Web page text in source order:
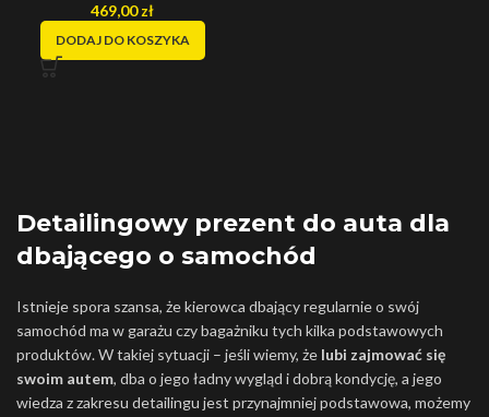
469,00zł
DODAJ DO KOSZYKA
Detailingowy prezent do auta dla
dbającego o samochód
Istnieje spora szansa, że kierowca dbający regularnie o swój
samochód ma w garażu czy bagażniku tych kilka podstawowych
produktów. W takiej sytuacji – jeśli wiemy, że lubi zajmować się
swoim autem, dba o jego ładny wygląd i dobrą kondycję, a jego
wiedza z zakresu detailingu jest przynajmniej podstawowa, możemy